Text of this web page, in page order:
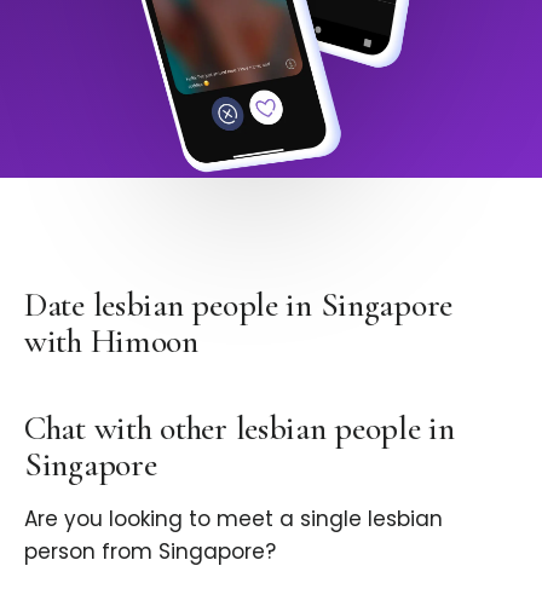
Date lesbian people in Singapore
with Himoon
Chat with other lesbian people in
Singapore
Are you looking to meet a single lesbian
person from Singapore?